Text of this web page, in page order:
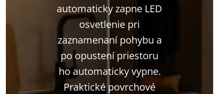
automaticky zapne LED
osvetlenie pri
zaznamenaní pohybu a
po opustení priestoru
ho automaticky vypne.
Praktické povrchové